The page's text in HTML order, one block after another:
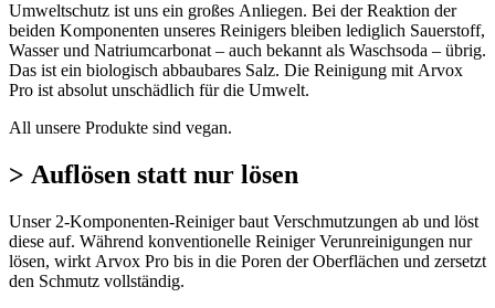
Umweltschutz ist uns ein großes Anliegen. Bei der Reaktion der
beiden Komponenten unseres Reinigers bleiben lediglich Sauerstoff,
Wasser und Natriumcarbonat – auch bekannt als Waschsoda – übrig.
Das ist ein biologisch abbaubares Salz. Die Reinigung mit Arvox
Pro ist absolut unschädlich für die Umwelt.
All unsere Produkte sind vegan.
> Auflösen statt nur lösen
Unser 2-Komponenten-Reiniger baut Verschmutzungen ab und löst
diese auf. Während konventionelle Reiniger Verunreinigungen nur
lösen, wirkt Arvox Pro bis in die Poren der Oberflächen und zersetzt
den Schmutz vollständig.